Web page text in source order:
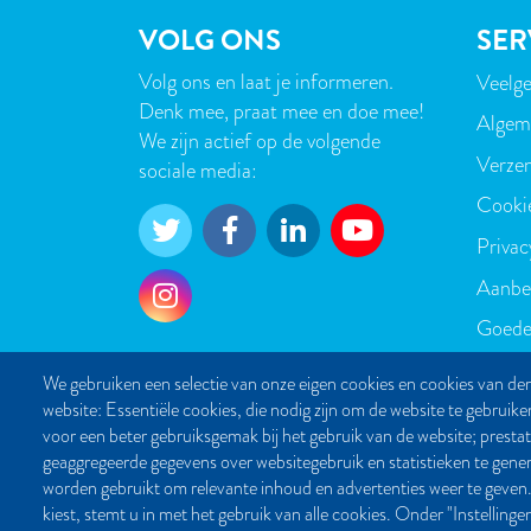
We gebruiken een selectie van onze eigen cookies en cookies van
website: Essentiële cookies, die nodig zijn om de website te
voor een beter gebruiksgemak bij het gebruik van de website;
geaggregeerde gegevens over websitegebruik en statistieken te
worden gebruikt om relevante inhoud en advertenties weer te
kiest, stemt u in met het gebruik van alle cookies. Onder
VOLG ONS
Volg ons en laat je informeren.
Denk mee, praat mee en doe mee!
We zijn actief op de volgende
sociale media: